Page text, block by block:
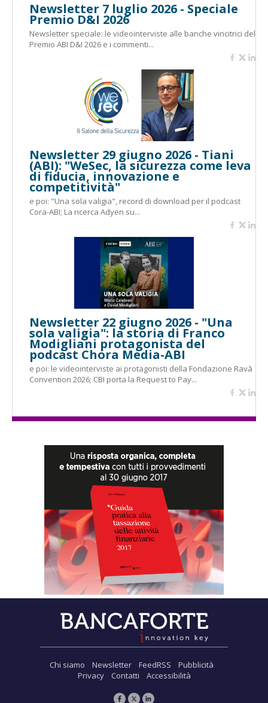
Newsletter 7 luglio 2026 - Speciale
Premio D&I 2026
Newsletter speciale: le videointerviste alle banche vincitrici del
Premio ABI D&I 2026 e i commenti...
Newsletter 29 giugno 2026 - Tiani
(ABI): "WeSec, la sicurezza come leva
di fiducia, innovazione e
competitività"
e poi: "Una sola valigia", record di download per il podcast
Cora-ABI; La ricerca Adyen su...
Newsletter 22 giugno 2026 - "Una
sola valigia": la storia di Franco
Modigliani protagonista del
podcast Chora Media-ABI
e poi: le videointerviste ai protagonisti della Fondazione Ravà
Convention 2026; CBI porta la Request to Pay...
Chi siamo Newsletter FeedRSS
Pubblicità
Privacy
Contatti Accessibilità